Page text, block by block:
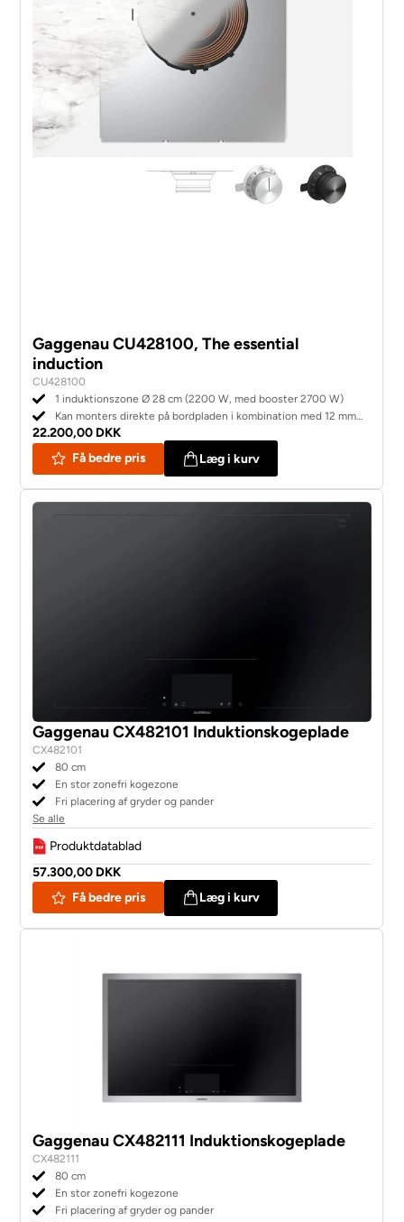
Gaggenau CU428100, The essential
induction
CU428100
1 induktionszone Ø 28 cm (2200 W, med booster 2700 W)
Kan monters direkte på bordpladen i kombination med 12 mm
Dekton bordplade.
22.200,00 DKK
Få bedre pris
Læg i kurv
Gaggenau CX482101 Induktionskogeplade
CX482101
80 cm
En stor zonefri kogezone
Fri placering af gryder og pander
Se alle
Produktdatablad
57.300,00 DKK
Få bedre pris
Læg i kurv
Gaggenau CX482111 Induktionskogeplade
CX482111
80 cm
En stor zonefri kogezone
Fri placering af gryder og pander